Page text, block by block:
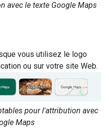
avec le texte Google Maps
vous utilisez le logo
ou sur votre site Web.
pour l'attribution avec
Maps